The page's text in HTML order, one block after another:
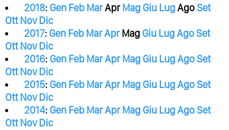
2018: Gen Feb MarApr Mag Giu LugAgoSet
Ott Nov Dic
2017: Gen Feb MarApr Mag Giu LugAgoSet
Ott Nov Dic
2016: Gen Feb MarApr Mag Giu LugAgoSet
Ott Nov Dic
2015: Gen Feb MarApr Mag Giu LugAgoSet
Ott Nov Dic
2014: Gen Feb MarApr Mag Giu LugAgoSet
Ott Nov Dic